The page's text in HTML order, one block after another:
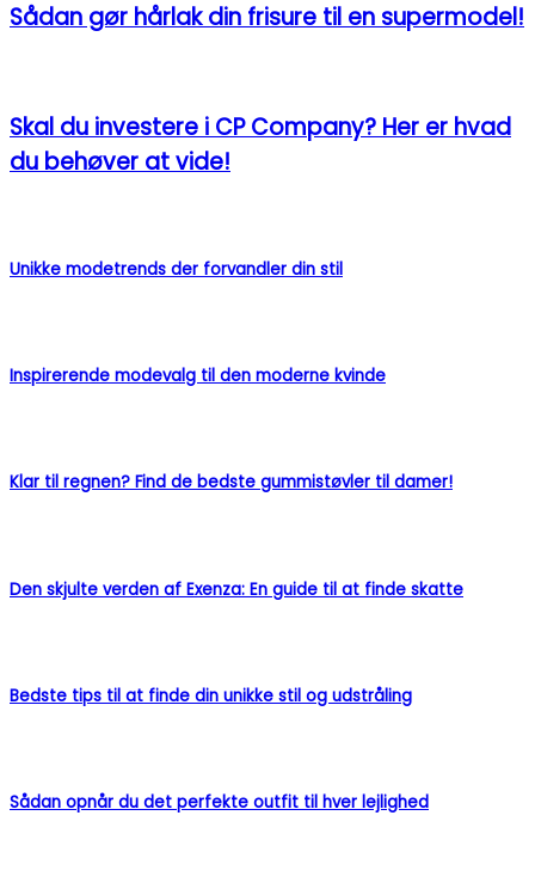
Sådan gør hårlak din frisure til en supermodel!
Skal du investere i CP Company? Her er hvad
du behøver at vide!
Unikke modetrends der forvandler din stil
Inspirerende modevalg til den moderne kvinde
Klar til regnen? Find de bedste gummistøvler til damer!
Den skjulte verden af Exenza: En guide til at finde skatte
Bedste tips til at finde din unikke stil og udstråling
Sådan opnår du det perfekte outfit til hver lejlighed